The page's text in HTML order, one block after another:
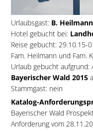
Urlaubsgast: B.
Hotel gebucht bei:
Reise gebucht: 29.10.15-
Fam. Heilmann und Fam.
Urlaub gebucht aufgrund:
Bayerischer Wald 2015
Stammgast: nein
Katalog-
Bayerischer Wald
Anforderung vom